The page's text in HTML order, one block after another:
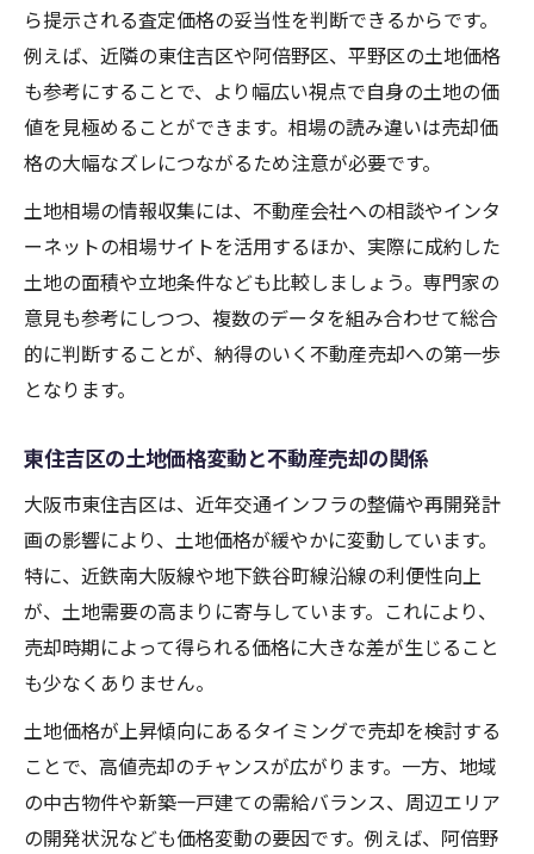
ら提示される査定価格の妥当性を判断できるからです。
例えば、近隣の東住吉区や阿倍野区、平野区の土地価格
も参考にすることで、より幅広い視点で自身の土地の価
値を見極めることができます。相場の読み違いは売却価
格の大幅なズレにつながるため注意が必要です。
土地相場の情報収集には、不動産会社への相談やインタ
ーネットの相場サイトを活用するほか、実際に成約した
土地の面積や立地条件なども比較しましょう。専門家の
意見も参考にしつつ、複数のデータを組み合わせて総合
的に判断することが、納得のいく不動産売却への第一歩
となります。
東住吉区の土地価格変動と不動産売却の関係
大阪市東住吉区は、近年交通インフラの整備や再開発計
画の影響により、土地価格が緩やかに変動しています。
特に、近鉄南大阪線や地下鉄谷町線沿線の利便性向上
が、土地需要の高まりに寄与しています。これにより、
売却時期によって得られる価格に大きな差が生じること
も少なくありません。
土地価格が上昇傾向にあるタイミングで売却を検討する
ことで、高値売却のチャンスが広がります。一方、地域
の中古物件や新築一戸建ての需給バランス、周辺エリア
の開発状況なども価格変動の要因です。例えば、阿倍野